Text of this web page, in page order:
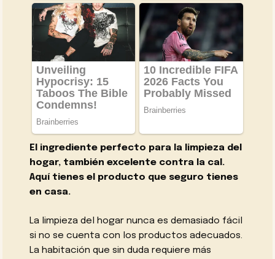
El ingrediente perfecto para la limpieza del
hogar, también excelente contra la cal.
Aquí tienes el producto que seguro tienes
en casa.
La limpieza del hogar nunca es demasiado fácil
si no se cuenta con los productos adecuados.
La habitación que sin duda requiere más